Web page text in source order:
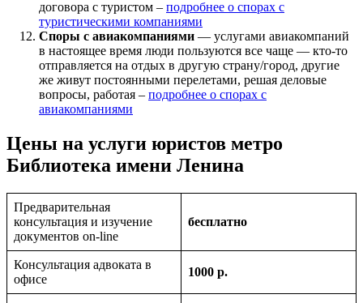
договора с туристом – подробнее о спорах с
туристическими компаниями
Споры с авиакомпаниями — услугами авиакомпаний
в настоящее время люди пользуются все чаще — кто-то
отправляется на отдых в другую страну/город, другие
же живут постоянными перелетами, решая деловые
вопросы, работая – подробнее о спорах с
авиакомпаниями
Цены на услуги юристов метро
Библиотека имени Ленина
Предварительная
консультация и изучение
документов on-line
бесплатно
Консультация адвоката в
офисе
1000 р.